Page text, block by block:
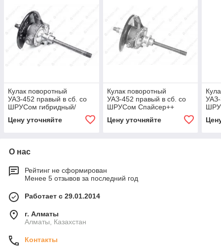
Кулак поворотный
УАЗ-452 правый в сб. со
ШРУСом гибридный/
Цену уточняйте
Кулак поворотный
УАЗ-452 правый в сб. со
ШРУСом Спайсер++
Цену уточняйте
О нас
Рейтинг не сформирован
Менее 5 отзывов за последний год
Работает с 29.01.2014
г. Алматы
Алматы, Казахстан
Контакты